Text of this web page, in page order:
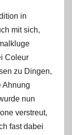
in
mit sich,
Coleur
zu Dingen,
Ahnung
nun
verstreut,
fast dabei